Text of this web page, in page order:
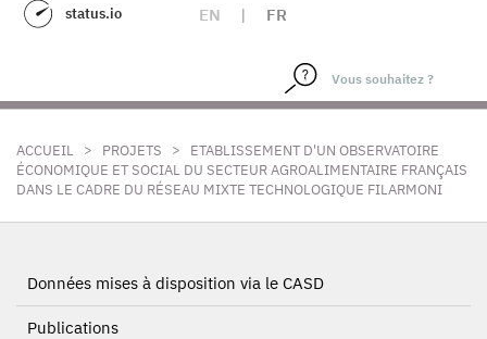
status.io EN | FR
ACCUEIL > PROJETS >
ETABLISSEMENT D'UN OBSERVATOIRE
ÉCONOMIQUE ET SOCIAL DU SECTEUR AGROALIMENTAIRE FRANÇAIS
DANS LE CADRE DU RÉSEAU MIXTE TECHNOLOGIQUE FILARMONI
Données mises à disposition via le CASD
Publications